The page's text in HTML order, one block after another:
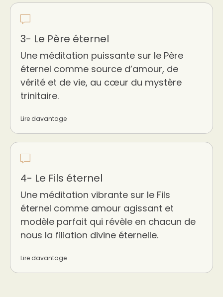
3- Le Père éternel
Une méditation puissante sur le Père
éternel comme source d’amour, de
vérité et de vie, au cœur du mystère
trinitaire.
Lire davantage
4- Le Fils éternel
Une méditation vibrante sur le Fils
éternel comme amour agissant et
modèle parfait qui révèle en chacun de
nous la filiation divine éternelle.
Lire davantage